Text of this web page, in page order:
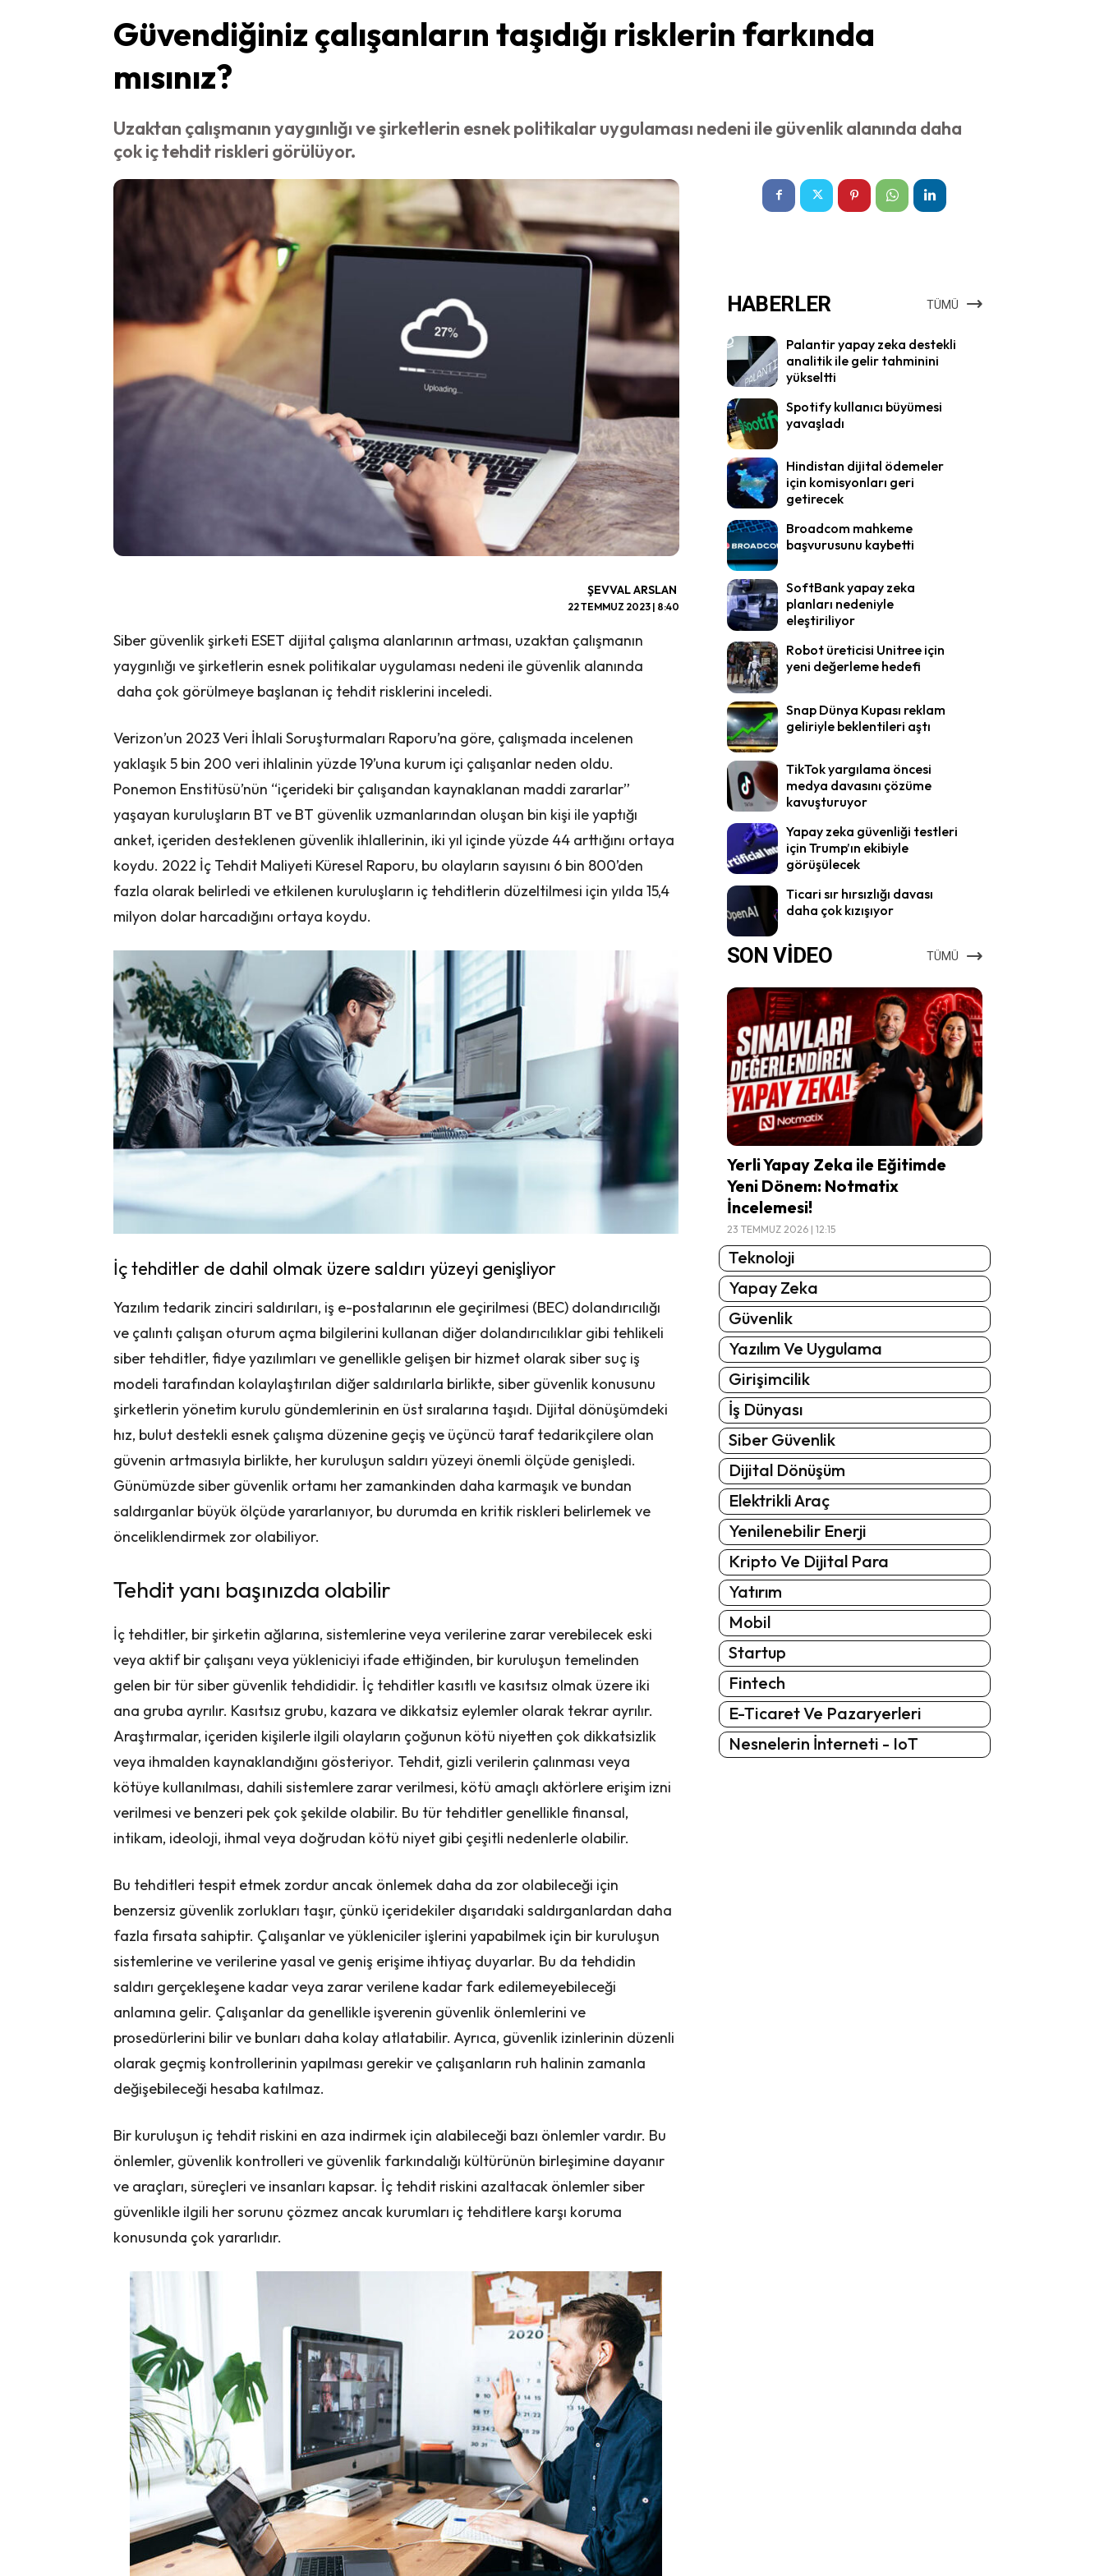
Güvendiğiniz çalışanların taşıdığı risklerin farkında
mısınız?
Uzaktan çalışmanın yaygınlığı ve şirketlerin esnek politikalar uygulaması nedeni ile güvenlik alanında daha
çok iç tehdit riskleri görülüyor.
ŞEVVAL ARSLAN
22 TEMMUZ 2023 | 8:40
Siber güvenlik şirketi ESET dijital çalışma alanlarının artması, uzaktan çalışmanın
yaygınlığı ve şirketlerin esnek politikalar uygulaması nedeni ile güvenlik alanında
daha çok görülmeye başlanan iç tehdit risklerini inceledi.
Verizon’un 2023 Veri İhlali Soruşturmaları Raporu’na göre, çalışmada incelenen
yaklaşık 5 bin 200 veri ihlalinin yüzde 19’una kurum içi çalışanlar neden oldu.
Ponemon Enstitüsü’nün “içerideki bir çalışandan kaynaklanan maddi zararlar”
yaşayan kuruluşların BT ve BT güvenlik uzmanlarından oluşan bin kişi ile yaptığı
anket, içeriden desteklenen güvenlik ihlallerinin, iki yıl içinde yüzde 44 arttığını ortaya
koydu. 2022 İç Tehdit Maliyeti Küresel Raporu, bu olayların sayısını 6 bin 800’den
fazla olarak belirledi ve etkilenen kuruluşların iç tehditlerin düzeltilmesi için yılda 15,4
milyon dolar harcadığını ortaya koydu.
İç tehditler de dahil olmak üzere saldırı yüzeyi genişliyor
Yazılım tedarik zinciri saldırıları, iş e-postalarının ele geçirilmesi (BEC) dolandırıcılığı
ve çalıntı çalışan oturum açma bilgilerini kullanan diğer dolandırıcılıklar gibi tehlikeli
siber tehditler, fidye yazılımları ve genellikle gelişen bir hizmet olarak siber suç iş
modeli tarafından kolaylaştırılan diğer saldırılarla birlikte, siber güvenlik konusunu
şirketlerin yönetim kurulu gündemlerinin en üst sıralarına taşıdı. Dijital dönüşümdeki
hız, bulut destekli esnek çalışma düzenine geçiş ve üçüncü taraf tedarikçilere olan
güvenin artmasıyla birlikte, her kuruluşun saldırı yüzeyi önemli ölçüde genişledi.
Günümüzde siber güvenlik ortamı her zamankinden daha karmaşık ve bundan
saldırganlar büyük ölçüde yararlanıyor, bu durumda en kritik riskleri belirlemek ve
önceliklendirmek zor olabiliyor.
Tehdit yanı başınızda olabilir
İç tehditler, bir şirketin ağlarına, sistemlerine veya verilerine zarar verebilecek eski
veya aktif bir çalışanı veya yükleniciyi ifade ettiğinden, bir kuruluşun temelinden
gelen bir tür siber güvenlik tehdididir. İç tehditler kasıtlı ve kasıtsız olmak üzere iki
ana gruba ayrılır. Kasıtsız grubu, kazara ve dikkatsiz eylemler olarak tekrar ayrılır.
Araştırmalar, içeriden kişilerle ilgili olayların çoğunun kötü niyetten çok dikkatsizlik
veya ihmalden kaynaklandığını gösteriyor. Tehdit, gizli verilerin çalınması veya
kötüye kullanılması, dahili sistemlere zarar verilmesi, kötü amaçlı aktörlere erişim izni
verilmesi ve benzeri pek çok şekilde olabilir. Bu tür tehditler genellikle finansal,
intikam, ideoloji, ihmal veya doğrudan kötü niyet gibi çeşitli nedenlerle olabilir.
Bu tehditleri tespit etmek zordur ancak önlemek daha da zor olabileceği için
benzersiz güvenlik zorlukları taşır, çünkü içeridekiler dışarıdaki saldırganlardan daha
fazla fırsata sahiptir. Çalışanlar ve yükleniciler işlerini yapabilmek için bir kuruluşun
sistemlerine ve verilerine yasal ve geniş erişime ihtiyaç duyarlar. Bu da tehdidin
saldırı gerçekleşene kadar veya zarar verilene kadar fark edilemeyebileceği
anlamına gelir. Çalışanlar da genellikle işverenin güvenlik önlemlerini ve
prosedürlerini bilir ve bunları daha kolay atlatabilir. Ayrıca, güvenlik izinlerinin düzenli
olarak geçmiş kontrollerinin yapılması gerekir ve çalışanların ruh halinin zamanla
değişebileceği hesaba katılmaz.
Bir kuruluşun iç tehdit riskini en aza indirmek için alabileceği bazı önlemler vardır. Bu
önlemler, güvenlik kontrolleri ve güvenlik farkındalığı kültürünün birleşimine dayanır
ve araçları, süreçleri ve insanları kapsar. İç tehdit riskini azaltacak önlemler siber
güvenlikle ilgili her sorunu çözmez ancak kurumları iç tehditlere karşı koruma
konusunda çok yararlıdır.
HABERLER TÜMÜ
Palantir yapay zeka destekli
analitik ile gelir tahminini
yükseltti
Spotify kullanıcı büyümesi
yavaşladı
Hindistan dijital ödemeler
için komisyonları geri
getirecek
Broadcom mahkeme
başvurusunu kaybetti
SoftBank yapay zeka
planları nedeniyle
eleştiriliyor
Robot üreticisi Unitree için
yeni değerleme hedefi
Snap Dünya Kupası reklam
geliriyle beklentileri aştı
TikTok yargılama öncesi
medya davasını çözüme
kavuşturuyor
Yapay zeka güvenliği testleri
için Trump’ın ekibiyle
görüşülecek
Ticari sır hırsızlığı davası
daha çok kızışıyor
SON VİDEO TÜMÜ
Yerli Yapay Zeka ile Eğitimde
Yeni Dönem: Notmatix
İncelemesi!
23 TEMMUZ 2026 | 12:15
Teknoloji
Yapay Zeka
Güvenlik
Yazılım Ve Uygulama
Girişimcilik
İş Dünyası
Siber Güvenlik
Dijital Dönüşüm
Elektrikli Araç
Yenilenebilir Enerji
Kripto Ve Dijital Para
Yatırım
Mobil
Startup
Fintech
E-Ticaret Ve Pazaryerleri
Nesnelerin İnterneti - IoT